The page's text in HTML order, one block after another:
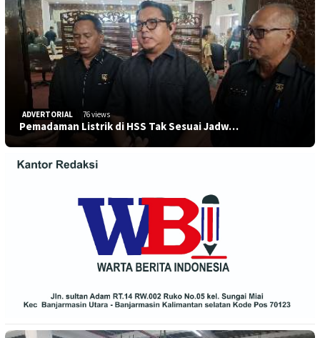
ADVERTORIAL 76 views
Pemadaman Listrik di HSS Tak Sesuai Jadw…